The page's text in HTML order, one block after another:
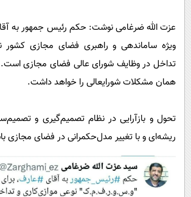
فناوری
گوناگون
سلامت
فرهنگی
بین الملل
اجتماعی
روانشناسی
آشپزی
دانلود
عزت الله ضرغامی نوشت: حکم رئیس جمهور به
ویژه ساماندهی و راهبری فضای مجازی کشور
تداخل در وظایف شورای عالی فضای مجازی است.
همان مشکلات شورایعالی را خواهد داشت.
تحول‌ و‌ بازآرایی در نظام تصمیم‌گیری و
ریشه‌ای‌ و با تغییر مدل‌حکمرانی در فضای‌ مجازی